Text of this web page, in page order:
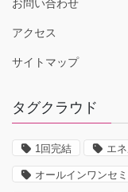
お問い合わせ
アクセス
サイトマップ
タグクラウド
1回完結 エ
オールインワンセ